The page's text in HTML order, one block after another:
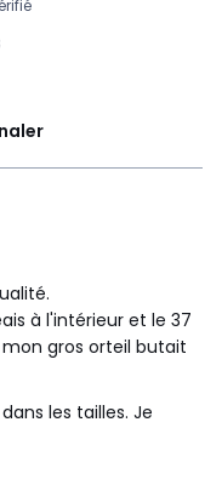
à l'intérieur et le 37
gros orteil butait
les tailles. Je